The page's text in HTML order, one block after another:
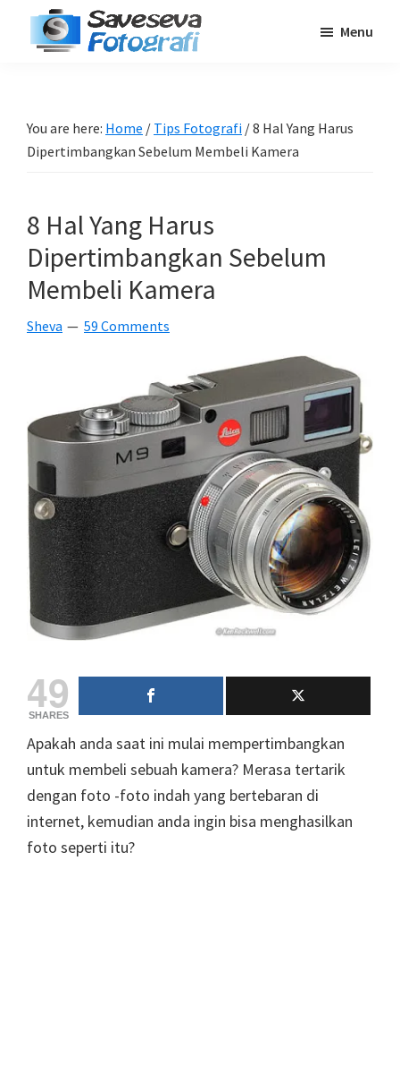
Pemula
-
Tutorial
-
Berita
-
Traveling
Menu
You are here: Home / Tips Fotografi /8 Hal Yang Harus
Dipertimbangkan Sebelum Membeli Kamera
8 Hal Yang Harus
Dipertimbangkan Sebelum
Membeli Kamera
Sheva 59 Comments
49
SHARES
Apakah anda saat ini mulai mempertimbangkan
untuk membeli sebuah kamera? Merasa tertarik
dengan foto -foto indah yang bertebaran di
internet, kemudian anda ingin bisa menghasilkan
foto seperti itu?